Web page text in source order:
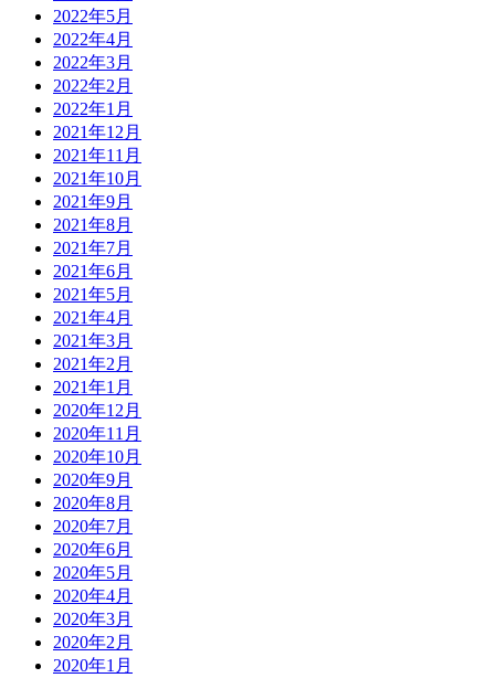
2022年5月
2022年4月
2022年3月
2022年2月
2022年1月
2021年12月
2021年11月
2021年10月
2021年9月
2021年8月
2021年7月
2021年6月
2021年5月
2021年4月
2021年3月
2021年2月
2021年1月
2020年12月
2020年11月
2020年10月
2020年9月
2020年8月
2020年7月
2020年6月
2020年5月
2020年4月
2020年3月
2020年2月
2020年1月